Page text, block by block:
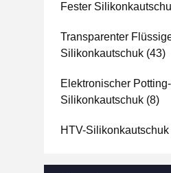
Fester
Transparenter
Silikonkautschuk (43)
Elektronischer Potting-
Silikonkautschuk (8)
HTV-Silikonkautschuk